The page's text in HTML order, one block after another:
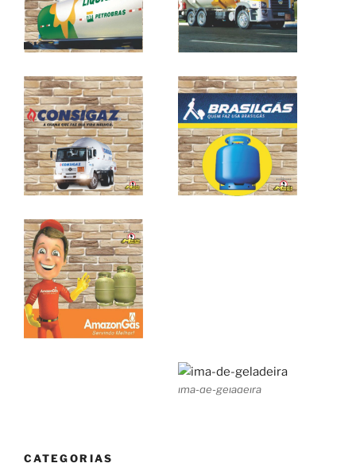
ima-de-geladeira
CATEGORIAS